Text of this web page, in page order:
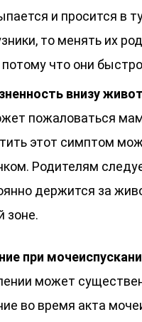
и просится в
то менять их
потому что они
внизу
пожаловаться
этот симптом
Родителям
держится за
зоне.
при
может
во время акта